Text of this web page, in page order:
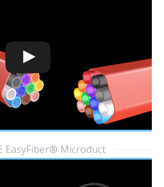
EasyFiber® Microduct